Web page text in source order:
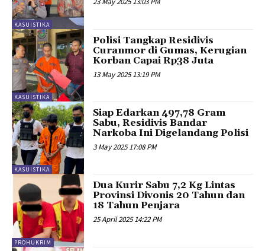
KASUISTIKA
KASUISTIKA
Polisi Tangkap Residivis
Curanmor di Gumas, Kerugian
Korban Capai Rp38 Juta
13 May 2025 13:19 PM
KASUISTIKA
Siap Edarkan 497,78 Gram
Sabu, Residivis Bandar
Narkoba Ini Digelandang Polisi
3 May 2025 17:08 PM
PROHUKRIM
Dua Kurir Sabu 7,2 Kg Lintas
Provinsi Divonis 20 Tahun dan
18 Tahun Penjara
25 April 2025 14:22 PM